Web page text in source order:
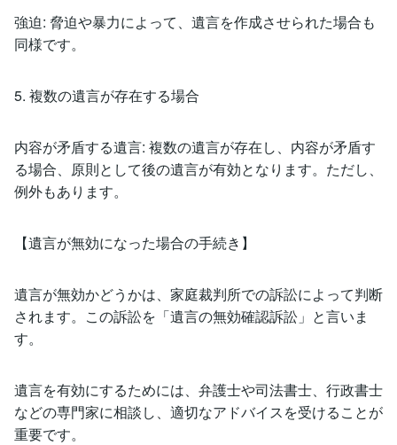
強迫: 脅迫や暴力によって、遺言を作成させられた場合も
同様です。
5. 複数の遺言が存在する場合
内容が矛盾する遺言: 複数の遺言が存在し、内容が矛盾す
る場合、原則として後の遺言が有効となります。ただし、
例外もあります。
【遺言が無効になった場合の手続き】
遺言が無効かどうかは、家庭裁判所での訴訟によって判断
されます。この訴訟を「遺言の無効確認訴訟」と言いま
す。
遺言を有効にするためには、弁護士や司法書士、行政書士
などの専門家に相談し、適切なアドバイスを受けることが
重要です。